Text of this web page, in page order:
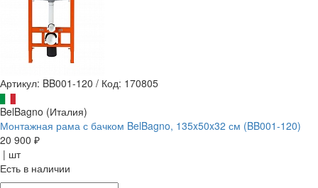
Артикул: BB001-120 / Код: 170805
BelBagno (Италия)
Монтажная рама с бачком BelBagno, 135x50x32 см (BB001-120)
20 900 ₽
| шт
Есть в наличии